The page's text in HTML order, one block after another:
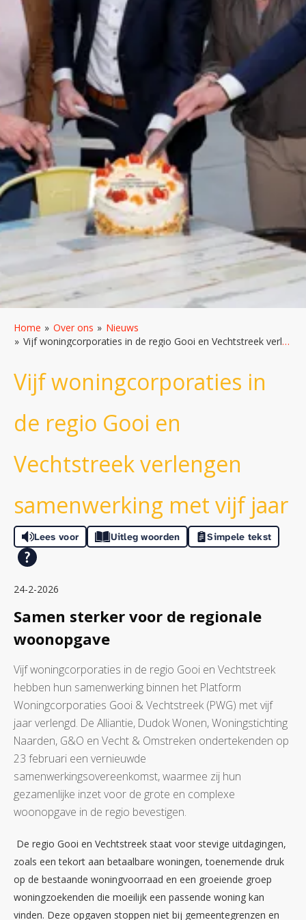
Home Over ons
Nieuws
Vijf woningcorporaties in de regio Gooi en Vechtstreek verlengen samenwerking met vijf jaar
Vijf woningcorporaties in
de regio Gooi en
Vechtstreek verlengen
samenwerking met vijf jaar
Lees voor Uitleg woorden Simpele tekst
24-2-2026
Samen sterker voor de regionale
woonopgave
Vijf woningcorporaties in de regio Gooi en Vechtstreek
hebben hun samenwerking binnen het Platform
Woningcorporaties Gooi & Vechtstreek (PWG) met vijf
jaar verlengd. De Alliantie, Dudok Wonen, Woningstichting
Naarden, G&O en Vecht & Omstreken ondertekenden op
23 februari een vernieuwde
samenwerkingsovereenkomst, waarmee zij hun
gezamenlijke inzet voor de grote en complexe
woonopgave in de regio bevestigen.
De regio Gooi en Vechtstreek staat voor stevige uitdagingen,
zoals een tekort aan betaalbare woningen, toenemende druk
op de bestaande woningvoorraad en een groeiende groep
woningzoekenden die moeilijk een passende woning kan
vinden. Deze opgaven stoppen niet bij gemeentegrenzen en